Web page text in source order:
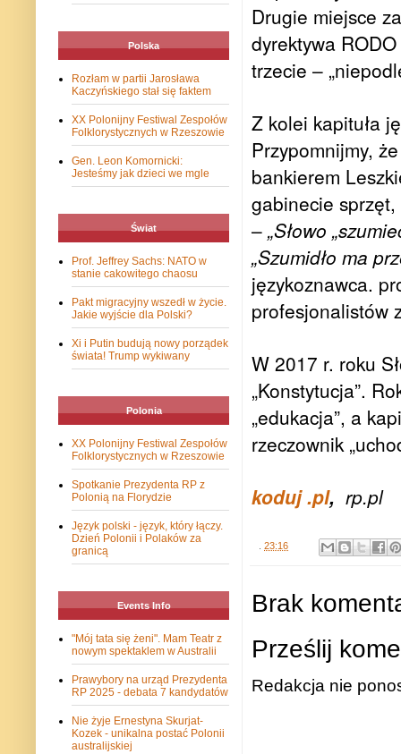
Drugie miejsce
dyrektywa
trzecie –
Z kolei kapituła
Przypomnijmy,
bankierem
gabinecie sprzęt,
– „Słowo
„Szumidło ma
językoznawca.
profesjonalistów
W 2017 r. roku
„Konstytucja”.
„edukacja”, a
rzeczownik
koduj .pl, rp.pl
. 23:16
Brak
Prześlij
Redakcja nie
Polska
Rozłam w partii Jarosława
Kaczyńskiego stał się faktem
XX Polonijny Festiwal Zespołów
Folklorystycznych w Rzeszowie
Gen. Leon Komornicki:
Jesteśmy jak dzieci we mgle
Świat
Prof. Jeffrey Sachs: NATO w
stanie cakowitego chaosu
Pakt migracyjny wszedł w życie.
Jakie wyjście dla Polski?
Xi i Putin budują nowy porządek
świata! Trump wykiwany
Polonia
XX Polonijny Festiwal Zespołów
Folklorystycznych w Rzeszowie
Spotkanie Prezydenta RP z
Polonią na Florydzie
Język polski - język, który łączy.
Dzień Polonii i Polaków za
granicą
Events Info
"Mój tata się żeni". Mam Teatr z
nowym spektaklem w Australii
Prawybory na urząd Prezydenta
RP 2025 - debata 7 kandydatów
Nie żyje Ernestyna Skurjat-
Kozek - unikalna postać Polonii
australijskiej